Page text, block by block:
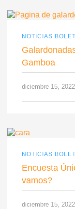
NOTICIAS
Gamboa
diciembre 15, 2022
NOTICIAS
Encuesta
vamos?
diciembre 15, 2022